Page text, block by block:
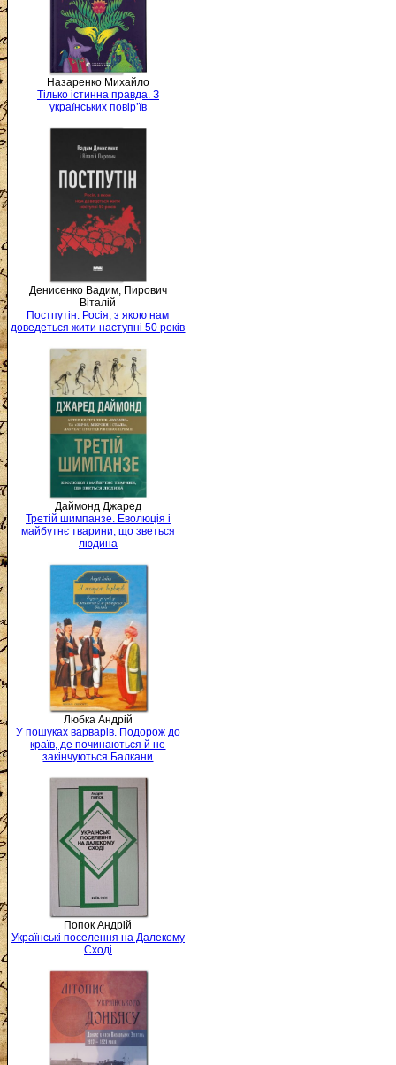
Назаренко Михайло
Тілько істинна правда. З
українських повір’їв
Денисенко Вадим, Пирович
Віталій
Постпутін. Росія, з якою нам
доведеться жити наступні 50 років
Даймонд Джаред
Третій шимпанзе. Еволюція і
майбутнє тварини, що зветься
людина
Любка Андрій
У пошуках варварів. Подорож до
країв, де починаються й не
закінчуються Балкани
Попок Андрій
Українські поселення на Далекому
Сході